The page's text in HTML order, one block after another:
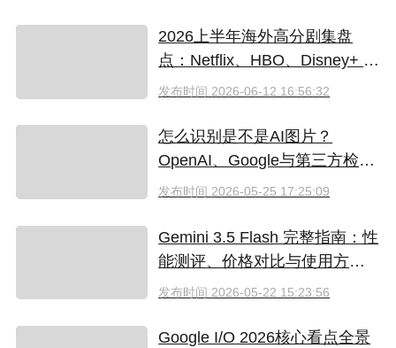
2026上半年海外高分剧集盘
点：Netflix、HBO、Disney+ 哪
些爆款必追？（附国内超划算
发布时间 2026-06-12 16:56:32
怎么识别是不是AI图片？
OpenAI、Google与第三方检测
工具对比
发布时间 2026-05-25 17:25:09
Gemini 3.5 Flash 完整指南：性
能测评、价格对比与使用方法
（2026）
发布时间 2026-05-22 15:23:56
Google I/O 2026核心看点全景